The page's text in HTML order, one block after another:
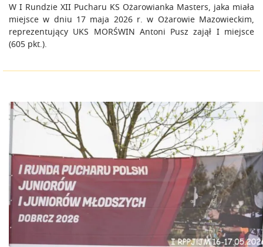
W I Rundzie XII Pucharu KS Ożarowianka Masters, jaka miała
miejsce w dniu 17 maja 2026 r. w Ożarowie Mazowieckim,
reprezentujący UKS MORŚWIN Antoni Pusz zajął I miejsce
(605 pkt.).